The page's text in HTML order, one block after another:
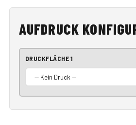
AUFDRUCK
DRUCKFLÄCHE 1